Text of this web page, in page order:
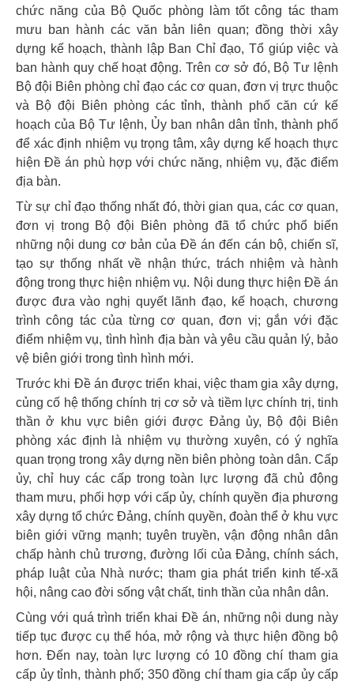
chức năng của Bộ Quốc phòng làm tốt công tác tham
mưu ban hành các văn bản liên quan; đồng thời xây
dựng kế hoạch, thành lập Ban Chỉ đạo, Tổ giúp việc và
ban hành quy chế hoạt động. Trên cơ sở đó, Bộ Tư lệnh
Bộ đội Biên phòng chỉ đạo các cơ quan, đơn vị trực thuộc
và Bộ đội Biên phòng các tỉnh, thành phố căn cứ kế
hoạch của Bộ Tư lệnh, Ủy ban nhân dân tỉnh, thành phố
để xác định nhiệm vụ trọng tâm, xây dựng kế hoạch thực
hiện Đề án phù hợp với chức năng, nhiệm vụ, đặc điểm
địa bàn.
Từ sự chỉ đạo thống nhất đó, thời gian qua, các cơ quan,
đơn vị trong Bộ đội Biên phòng đã tổ chức phổ biến
những nội dung cơ bản của Đề án đến cán bộ, chiến sĩ,
tạo sự thống nhất về nhận thức, trách nhiệm và hành
động trong thực hiện nhiệm vụ. Nội dung thực hiện Đề án
được đưa vào nghị quyết lãnh đạo, kế hoạch, chương
trình công tác của từng cơ quan, đơn vị; gắn với đặc
điểm nhiệm vụ, tình hình địa bàn và yêu cầu quản lý, bảo
vệ biên giới trong tình hình mới.
Trước khi Đề án được triển khai, việc tham gia xây dựng,
củng cố hệ thống chính trị cơ sở và tiềm lực chính trị, tinh
thần ở khu vực biên giới được Đảng ủy, Bộ đội Biên
phòng xác định là nhiệm vụ thường xuyên, có ý nghĩa
quan trọng trong xây dựng nền biên phòng toàn dân. Cấp
ủy, chỉ huy các cấp trong toàn lực lượng đã chủ động
tham mưu, phối hợp với cấp ủy, chính quyền địa phương
xây dựng tổ chức Đảng, chính quyền, đoàn thể ở khu vực
biên giới vững mạnh; tuyên truyền, vận động nhân dân
chấp hành chủ trương, đường lối của Đảng, chính sách,
pháp luật của Nhà nước; tham gia phát triển kinh tế-xã
hội, nâng cao đời sống vật chất, tinh thần của nhân dân.
Cùng với quá trình triển khai Đề án, những nội dung này
tiếp tục được cụ thể hóa, mở rộng và thực hiện đồng bộ
hơn. Đến nay, toàn lực lượng có 10 đồng chí tham gia
cấp ủy tỉnh, thành phố; 350 đồng chí tham gia cấp ủy cấp